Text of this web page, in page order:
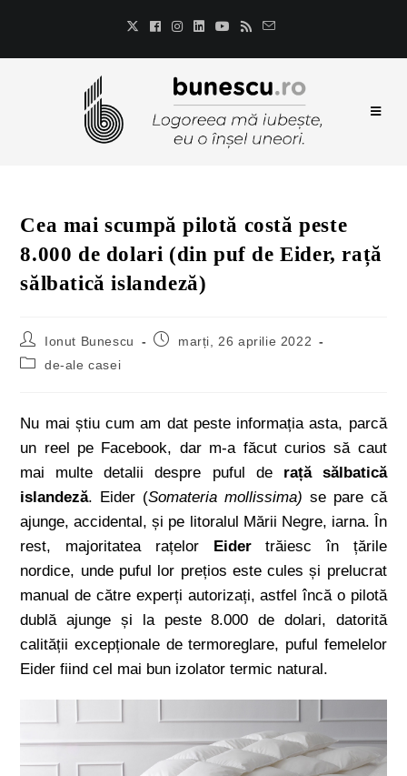
Cea mai scumpă pilotă costă peste
8.000 de dolari (din puf de Eider, rață
sălbatică islandeză)
Ionut Bunescu
marți, 26 aprilie 2022
de-ale casei
Nu mai știu cum am dat peste informația asta, parcă
un reel pe Facebook, dar m-a făcut curios să caut
mai multe detalii despre puful de rață sălbatică
islandeză. Eider (Somateria mollissima) se pare că
ajunge, accidental, și pe litoralul Mării Negre, iarna. În
rest, majoritatea rațelor Eidertrăiesc în țările
nordice, unde puful lor prețios este cules și prelucrat
manual de către experți autorizați, astfel încă o pilotă
dublă ajunge și la peste 8.000 de dolari, datorită
calității excepționale de termoreglare, puful femelelor
Eider fiind cel mai bun izolator termic natural.